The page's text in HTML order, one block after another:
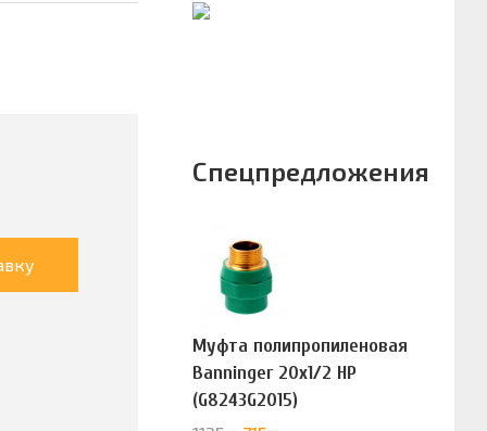
Спецпредложения
Муфта полипропиленовая
Banninger 20х1/2 НР
(G8243G2015)